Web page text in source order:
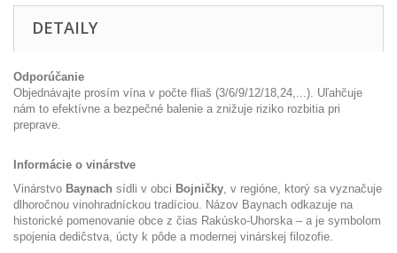
DETAILY
Odporúčanie
Objednávajte prosím vína v počte fliaš (3/6/9/12/18,24,...). Uľahčuje
nám to efektívne a bezpečné balenie a znižuje riziko rozbitia pri
preprave.
Informácie o vinárstve
Vinárstvo Baynach sídli v obci Bojničky, v regióne, ktorý sa vyznačuje
dlhoročnou vinohradníckou tradíciou. Názov Baynach odkazuje na
historické pomenovanie obce z čias Rakúsko-Uhorska – a je symbolom
spojenia dedičstva, úcty k pôde a modernej vinárskej filozofie.